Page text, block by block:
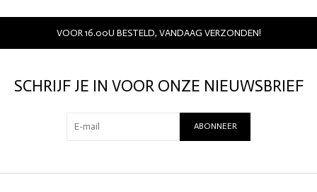
VOOR 16.00U BESTELD, VANDAAG VERZONDEN!
SCHRIJF JE IN VOOR ONZE NIEUWSBRIEF
ABONNEER